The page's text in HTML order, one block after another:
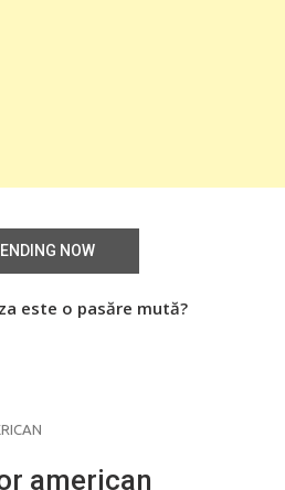
NOW
este o pasăre mută?
american